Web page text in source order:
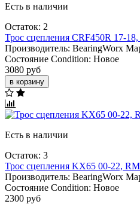
Есть в наличии
Остаток: 2
Трос сцепления CRF450R 17-
Производитель: BearingWorx
Состояние Condition: Новое
3080 руб
в корзину
Есть в наличии
Остаток: 3
Трос сцепления KX65 00-22,
Производитель: BearingWorx
Состояние Condition: Новое
2300 руб